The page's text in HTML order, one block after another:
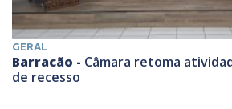
GERAL
Barracão - Câmara retoma
de recesso